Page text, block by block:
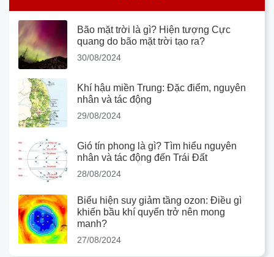
Bão mặt trời là gì? Hiện tượng Cực
quang do bão mặt trời tạo ra?
30/08/2024
Khí hậu miền Trung: Đặc điểm, nguyên
nhân và tác động
29/08/2024
Gió tín phong là gì? Tìm hiểu nguyên
nhân và tác động đến Trái Đất
28/08/2024
Biểu hiện suy giảm tầng ozon: Điều gì
khiến bầu khí quyển trở nên mong
manh?
27/08/2024